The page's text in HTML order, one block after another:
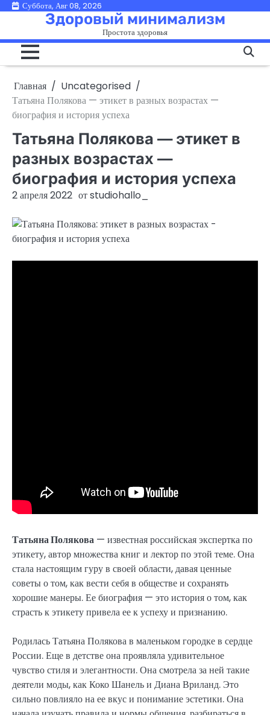
ПерейтиСуббота, Авг 08, 2026
Здоровый минимализм
Простота здоровья
Главная
Uncategorised
Татьяна Полякова — этикет в разных возрастах —
биография и история успеха
Татьяна Полякова — этикет в
разных возрастах —
биография и история успеха
2 апреля 2022 отstudiohallo_
Татьяна Полякова — известная российская экспертка по
этикету, автор множества книг и лектор по этой теме. Она
стала настоящим гуру в своей области, давая ценные
советы о том, как вести себя в обществе и сохранять
хорошие манеры. Ее биография — это история о том, как
страсть к этикету привела ее к успеху и признанию.
Родилась Татьяна Полякова в маленьком городке в сердце
России. Еще в детстве она проявляла удивительное
чувство стиля и элегантности. Она смотрела за ней такие
деятели моды, как Коко Шанель и Диана Вриланд. Это
сильно повлияло на ее вкус и понимание эстетики. Она